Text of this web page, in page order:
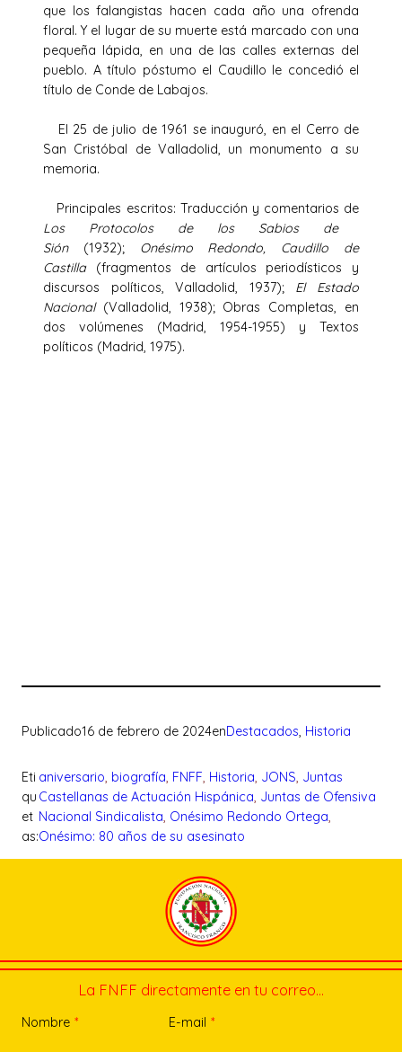
que los falangistas hacen cada año una ofrenda
floral. Y el lugar de su muerte está marcado con una
pequeña lápida, en una de las calles externas del
pueblo. A título póstumo el Caudillo le concedió el
título de Conde de Labajos.
El 25 de julio de 1961 se inauguró, en el Cerro de
San Cristóbal de Valladolid, un monumento a su
memoria.
Principales escritos: Traducción y comentarios de
Los Protocolos de los Sabios de
Sión(1932);Onésimo Redondo, Caudillo de
Castilla(fragmentos de artículos periodísticos y
discursos políticos, Valladolid, 1937); El Estado
Nacional(Valladolid, 1938); Obras Completas, en
dos volúmenes (Madrid, 1954-1955) y Textos
políticos (Madrid, 1975).
Publicado16 de febrero de 2024enDestacados, Historia
Eti
qu
et
as:
aniversario, biografía, FNFF, Historia, JONS, Juntas
Castellanas de Actuación Hispánica, Juntas de Ofensiva
Nacional Sindicalista, Onésimo Redondo Ortega
Onésimo: 80 años de su asesinato
La FNFF directamente en tu correo…
Nombre * E-mail *